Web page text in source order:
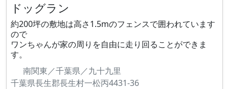
ドッグラン
約200坪の敷地は高さ1.5mのフェンスで囲われています
ので
ワンちゃんが家の周りを自由に走り回ることができま
す。
南関東／千葉県／九十九里
千葉県長生郡長生村一松丙4431-36